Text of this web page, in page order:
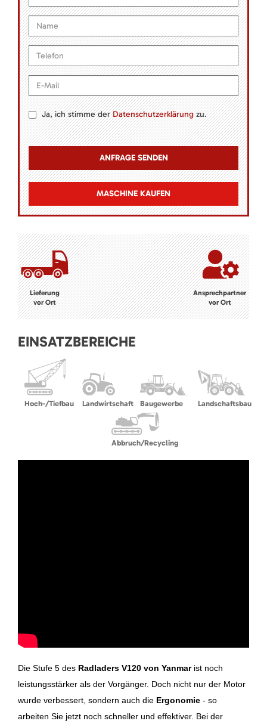
Ja, ich stimme derDatenschutzerklärungzu.
MASCHINE KAUFEN
Lieferung
vor Ort
Ansprechpartner
vor Ort
EINSATZBEREICHE
Hoch-/Tiefbau Landwirtschaft Baugewerbe Landschaftsbau
Abbruch/Recycling
Die Stufe 5 des Radladers V120 von Yanmarist noch
leistungsstärker als der Vorgänger. Doch nicht nur der Motor
wurde verbessert, sondern auch die Ergonomie - so
arbeiten Sie jetzt noch schneller und effektiver. Bei der